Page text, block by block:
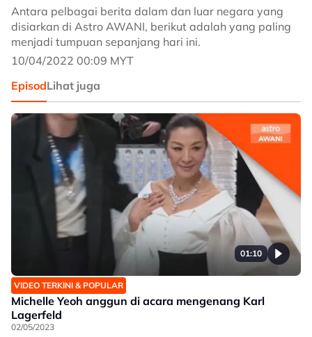
Antara pelbagai berita dalam dan luar negara yang
disiarkan di Astro AWANI, berikut adalah yang paling
menjadi tumpuan sepanjang hari ini.
10/04/2022 00:09 MYT
EpisodLihat juga
01:10
VIDEO TERKINI & POPULAR
Michelle Yeoh anggun di acara mengenang Karl
Lagerfeld
02/05/2023